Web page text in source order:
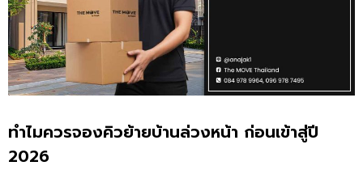
ทำไมควรจองคิวย้ายบ้านล่วงหน้า ก่อนเข้าสู่ปี
2026